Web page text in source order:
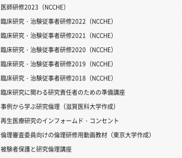
医師研修2023（NCCHE）
臨床研究・治験従事者研修2022（NCCHE）
臨床研究・治験従事者研修2021（NCCHE）
臨床研究・治験従事者研修2020（NCCHE）
臨床研究・治験従事者研修2019（NCCHE）
臨床研究・治験従事者研修2018（NCCHE）
臨床研究に関わる研究責任者のための準備講座
事例から学ぶ研究倫理（滋賀医科大学作成）
再生医療研究のインフォームド・コンセント
倫理審査委員向けの倫理研修用動画教材（東京大学作成）
被験者保護と研究倫理講座